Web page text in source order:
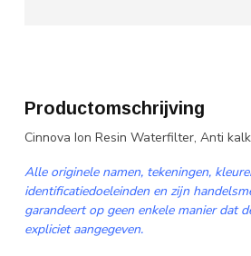
Productomschrijving
Cinnova Ion Resin Waterfilter, Anti
Alle originele namen, tekeningen,
identificatiedoeleinden en zijn
garandeert op geen enkele manier dat
expliciet aangegeven.